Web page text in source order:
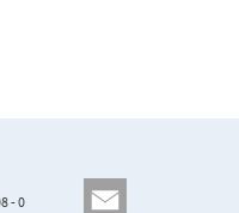
- 0